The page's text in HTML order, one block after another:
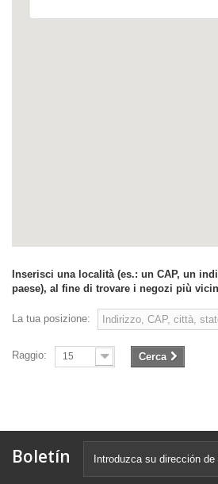
Inserisci una località (es.: un CAP, un
paese), al fine di trovare i negozi più
La tua posizione:
Raggio: 15 Cerca
Boletín